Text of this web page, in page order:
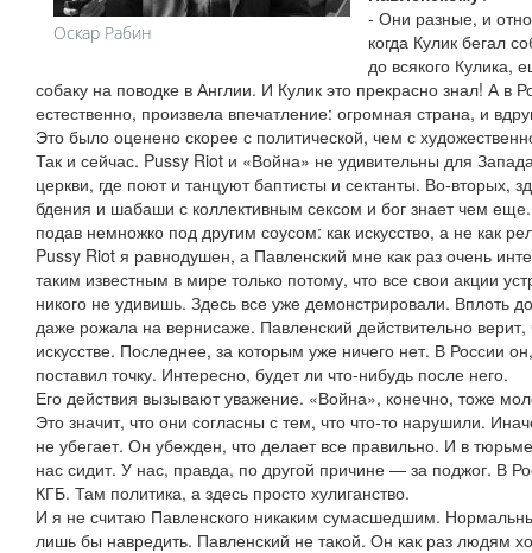
Оскар Рабин
- Они разные, и
когда Кулик бегал
до всякого Кулика,
собаку на поводке в Англии. И Кулик это прекрасно знал! А в
естественно, произвела впечатление: огромная страна, и
Это было оценено скорее с политической, чем с
Так и сейчас. Pussy Riot и «Война» не удивительны для
церкви, где поют и танцуют баптисты и сектанты. Во-вторых,
бдения и шабаши с коллективным сексом и бог знает чем еще.
подав немножко под другим соусом: как искусство, а не как
Pussy Riot я равнодушен, а Павленский мне как раз очень
таким известным в мире только потому, что все свои акции
никого не удивишь. Здесь все уже демонстрировали. Вплоть
даже рожала на вернисаже. Павленский действительно
искусстве. Последнее, за которым уже ничего нет. В России
поставил точку. Интересно, будет ли что-нибудь после него.
Его действия вызывают уважение. «Война», конечно, тоже
Это значит, что они согласны с тем, что что-то нарушили.
не убегает. Он убежден, что делает все правильно. И в
нас сидит. У нас, правда, по другой причине — за поджог. В
КГБ. Там политика, а здесь просто хулиганство.
И я не считаю Павленского никаким сумасшедшим.
лишь бы навредить. Павленский не такой. Он как раз людям